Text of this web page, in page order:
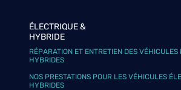
ÉLECTRIQUE &
HYBRIDE
RÉPARATION ET ENTRETIEN DES VÉHICULES
HYBRIDES
NOS PRESTATIONS POUR LES VÉHICULES
HYBRIDES